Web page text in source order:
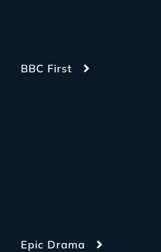
BBC First
Epic Drama